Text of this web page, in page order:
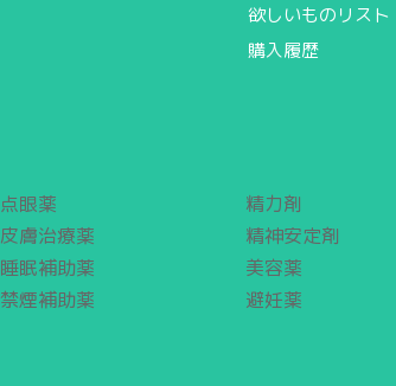
欲しいものリスト
購入履歴
点眼薬
皮膚治療薬
睡眠補助薬
禁煙補助薬
精力剤
精神安定剤
美容薬
避妊薬